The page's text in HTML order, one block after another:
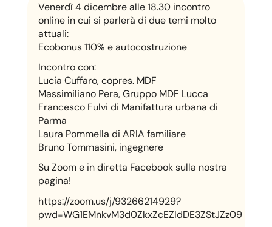
Venerdì 4 dicembre alle 18.30 incontro
online in cui si parlerà di due temi molto
attuali:
Ecobonus 110% e autocostruzione
Incontro con:
Lucia Cuffaro, copres. MDF
Massimiliano Pera, Gruppo MDF Lucca
Francesco Fulvi di Manifattura urbana di
Parma
Laura Pommella di ARIA familiare
Bruno Tommasini, ingegnere
Su Zoom e in diretta Facebook sulla nostra
pagina!
https://zoom.us/j/93266214929?
pwd=WG1EMnkvM3d0ZkxZcEZIdDE3ZStJZz09